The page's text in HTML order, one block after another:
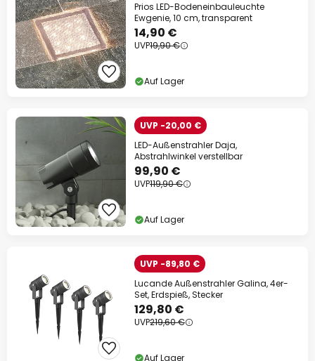
Prios LED-Bodeneinbauleuchte
Ewgenie, 10 cm, transparent
14,90 €
UVP19,90 €
Auf Lager
UVP -20,00 €
LED-Außenstrahler Daja,
Abstrahlwinkel verstellbar
99,90 €
UVP119,90 €
Auf Lager
UVP -89,80 €
Lucande Außenstrahler Galina, 4er-
Set, Erdspieß, Stecker
129,80 €
UVP219,60 €
Auf Lager